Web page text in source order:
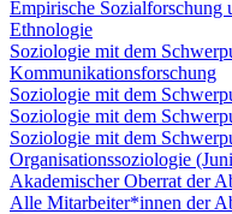
Empirische Sozialforschung
Ethnologie
Soziologie mit dem
Kommunikationsforschung
Soziologie mit dem
Soziologie mit dem
Soziologie mit dem
Organisationssoziologie
Akademischer Oberrat der
Alle Mitarbeiter*innen der